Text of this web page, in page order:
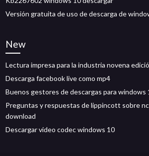
Versión gratuita de uso de descarga de
New
Lectura impresa para la industria novena
Descarga facebook live como mp4
Buenos gestores de descargas para windows
Preguntas y respuestas de lippincott sobre
download
Descargar video codec windows 10